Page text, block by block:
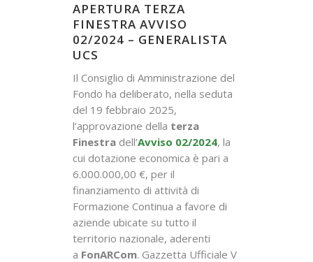
APERTURA TERZA
FINESTRA AVVISO
02/2024 – GENERALISTA
UCS
Il Consiglio di Amministrazione del
Fondo ha deliberato, nella seduta
del 19 febbraio 2025,
l’approvazione della terza
Finestra dell’Avviso 02/2024, la
cui dotazione economica è pari a
6.000.000,00 €, per il
finanziamento di attività di
Formazione Continua a favore di
aziende ubicate su tutto il
territorio nazionale, aderenti
a FonARCom. Gazzetta Ufficiale V